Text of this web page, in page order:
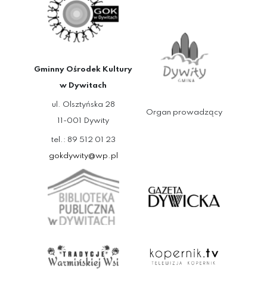
Gminny Ośrodek Kultury
w Dywitach
ul. Olsztyńska 28
11-001 Dywity
tel.: 89 512 01 23
gokdywity@wp.pl
Organ prowadzący